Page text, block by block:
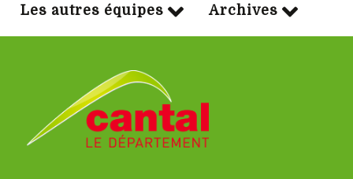
Les autres équipes Archives